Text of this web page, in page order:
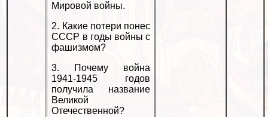
Мировой войны.
2. Какие потери понес
СССР в годы войны с
фашизмом?
3. Почему война
1941-1945 годов
получила название
Великой
Отечественной?